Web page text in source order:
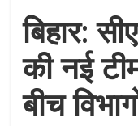
बिहार:
की नई
बीच